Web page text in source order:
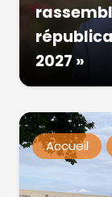
2027 »
Accueil